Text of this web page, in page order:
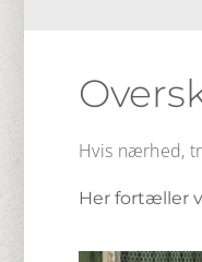
Hvis nærhed,
Her fortæller